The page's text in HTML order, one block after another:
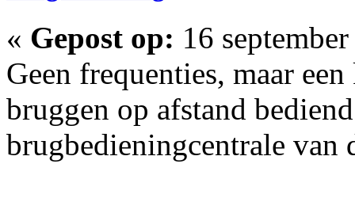
« Gepost op: 16
Geen frequenties, maar
bruggen op afstand
brugbedieningcentrale